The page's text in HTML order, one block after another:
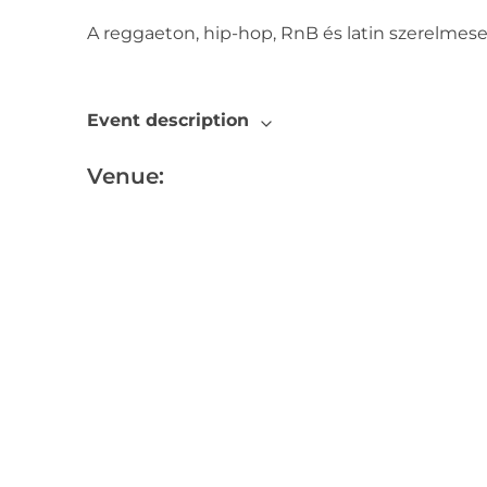
A reggaeton, hip-hop, RnB és latin
Event description
Venue: